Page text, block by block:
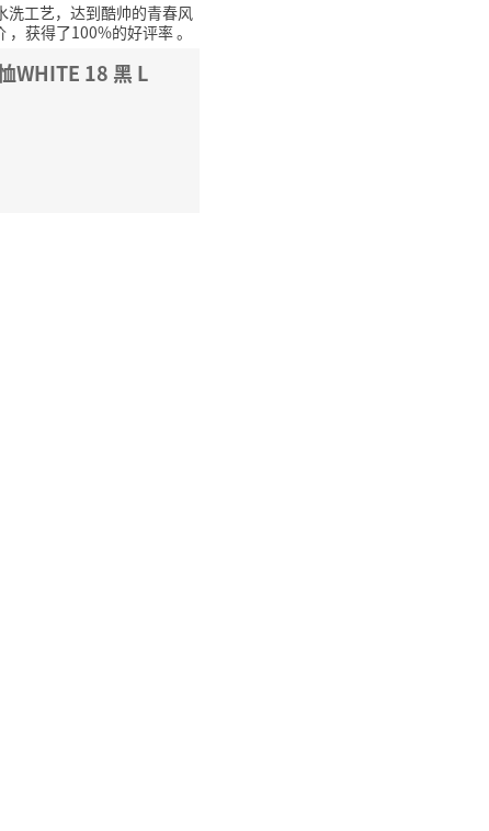
洗工艺，达到酷帅的青春风
，获得了100%的好评率。
WHITE 18 黑 L